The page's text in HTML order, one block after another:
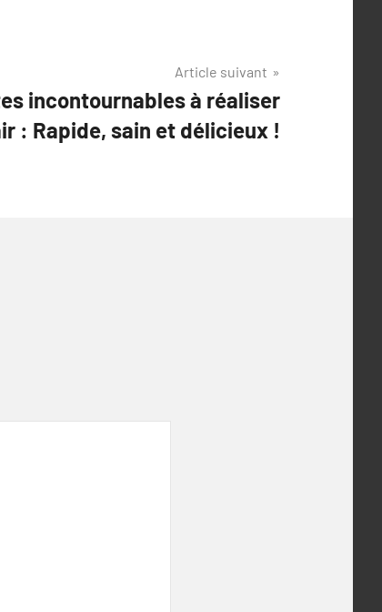
Article suivant
incontournables à réaliser
: Rapide, sain et délicieux !